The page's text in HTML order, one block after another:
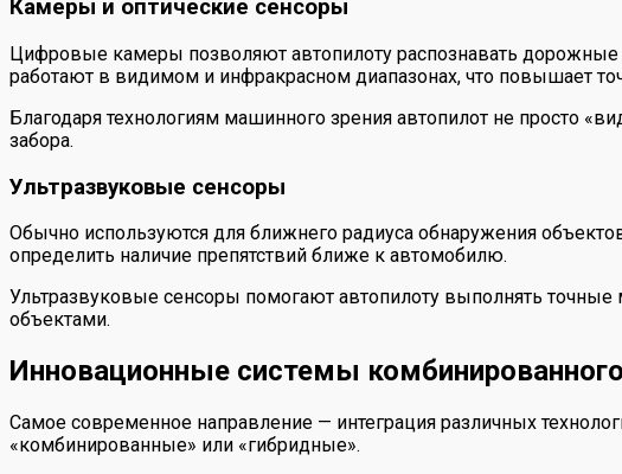
Камеры и оптические сенсоры
Цифровые камеры позволяют автопилоту распознавать дорожные
работают в видимом и инфракрасном диапазонах, что повышает
Благодаря технологиям машинного зрения автопилот не просто
забора.
Ультразвуковые сенсоры
Обычно используются для ближнего радиуса обнаружения
определить наличие препятствий ближе к автомобилю.
Ультразвуковые сенсоры помогают автопилоту выполнять
объектами.
Инновационные системы
Самое современное направление — интеграция различных
«комбинированные» или «гибридные».